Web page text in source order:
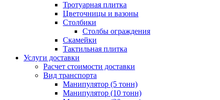
Тротуарная плитка
Цветочницы и вазоны
Столбики
Столбы ограждения
Скамейки
Тактильная плитка
Услуги доставки
Расчет стоимости доставки
Вид транспорта
Манипулятор (5 тонн)
Манипулятор (10 тонн)